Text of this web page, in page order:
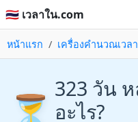
🇹🇭 เวลาใน.com
หน้าแรก เครื่องคำนวณเวลา
323 วัน
อะไร?